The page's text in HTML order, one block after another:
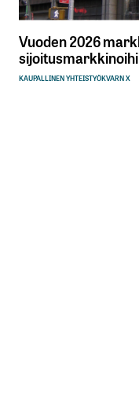
Vuoden 2026
KAUPALLINEN YHTEISTYÖKVARN X